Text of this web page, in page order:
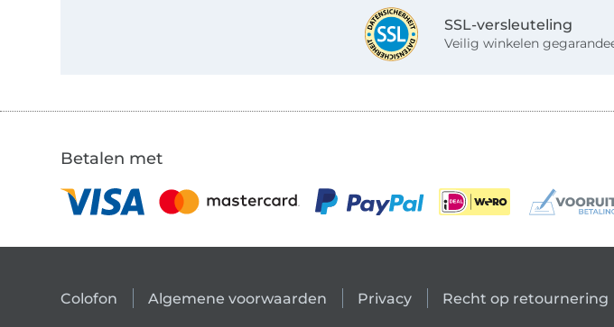
SSL-versleuteling
Veilig winkelen
Betalen met
Colofon Algemene voorwaarden Privacy Recht op retournering